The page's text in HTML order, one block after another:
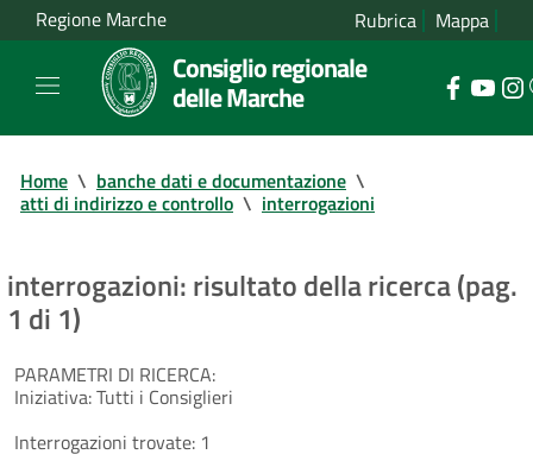
Regione Marche Rubrica Mappa
Consiglio regionale
delle Marche
Home \ banche dati e documentazione \
atti di indirizzo e controllo \ interrogazioni
interrogazioni: risultato della ricerca (pag.
1 di 1)
PARAMETRI DI RICERCA:
Iniziativa:Tutti i Consiglieri
Interrogazioni trovate: 1